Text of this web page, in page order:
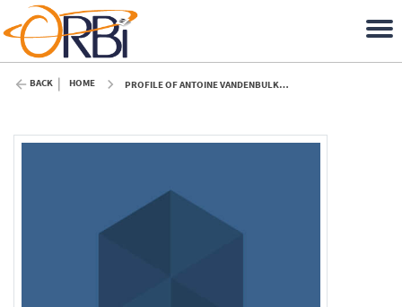
BACK HOME PROFILE OF ANTOINE VANDENBULKE (ULIÈGE)